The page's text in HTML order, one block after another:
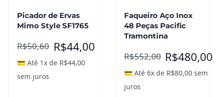
Picador de Ervas
Mimo Style SF1765
R$50,60 R$44,00
💳 Até 1x de R$44,00
sem juros
Faqueiro Aço Inox
48 Peças Pacific
Tramontina
R$552,00 R$480,00
💳 Até 6x de R$80,00sem
juros